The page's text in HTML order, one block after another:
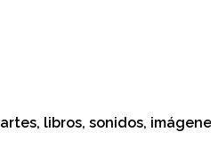
libros, sonidos, imágenes,